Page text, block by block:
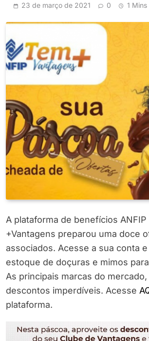
23 de março de 2021 0 1 Mins
A plataforma de benefícios ANFIP
+Vantagens preparou uma doce
associados. Acesse a sua conta
estoque de doçuras e mimos
As principais marcas do mercado,
descontos imperdíveis. Acesse
plataforma.